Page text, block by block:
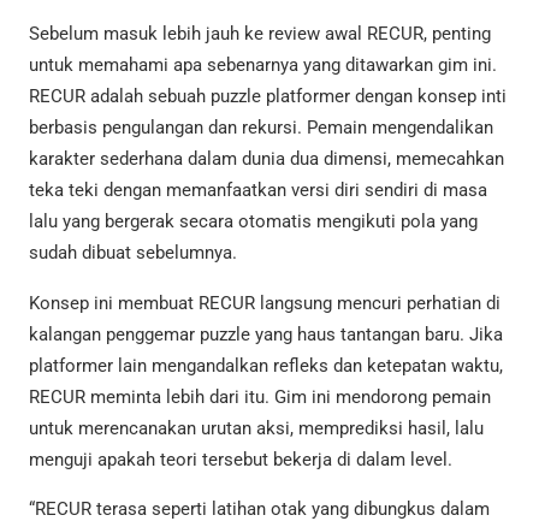
Sebelum masuk lebih jauh ke review awal RECUR, penting
untuk memahami apa sebenarnya yang ditawarkan gim ini.
RECUR adalah sebuah puzzle platformer dengan konsep inti
berbasis pengulangan dan rekursi. Pemain mengendalikan
karakter sederhana dalam dunia dua dimensi, memecahkan
teka teki dengan memanfaatkan versi diri sendiri di masa
lalu yang bergerak secara otomatis mengikuti pola yang
sudah dibuat sebelumnya.
Konsep ini membuat RECUR langsung mencuri perhatian di
kalangan penggemar puzzle yang haus tantangan baru. Jika
platformer lain mengandalkan refleks dan ketepatan waktu,
RECUR meminta lebih dari itu. Gim ini mendorong pemain
untuk merencanakan urutan aksi, memprediksi hasil, lalu
menguji apakah teori tersebut bekerja di dalam level.
“RECUR terasa seperti latihan otak yang dibungkus dalam